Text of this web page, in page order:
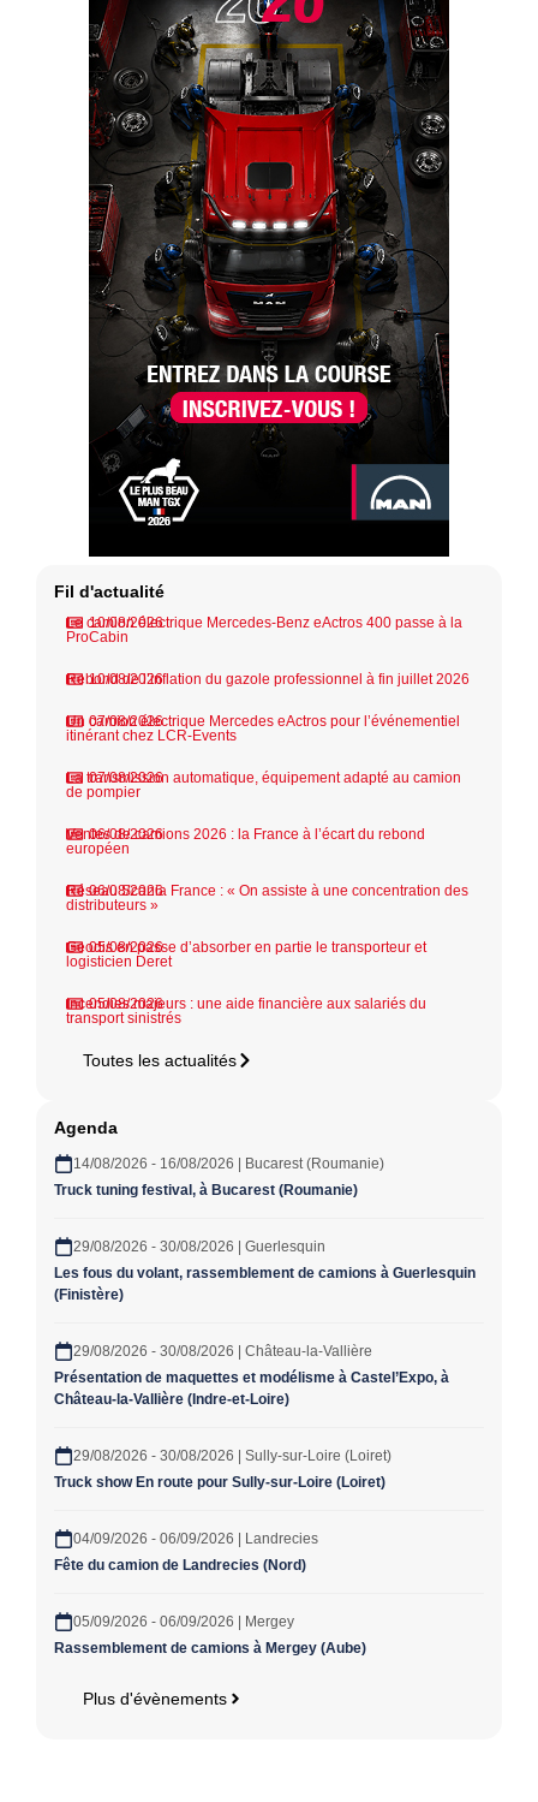
Fil d'actualité
10/08/2026
Le camion électrique Mercedes-Benz eActros 400 passe à la
ProCabin
10/08/2026
Rebond de l’inflation du gazole professionnel à fin juillet 2026
07/08/2026
Un camion électrique Mercedes eActros pour l’événementiel
itinérant chez LCR-Events
07/08/2026
La transmission automatique, équipement adapté au camion
de pompier
06/08/2026
Ventes de camions 2026 : la France à l’écart du rebond
européen
06/08/2026
Réseau Scania France : « On assiste à une concentration des
distributeurs »
05/08/2026
Geodis en passe d’absorber en partie le transporteur et
logisticien Deret
05/08/2026
Incendies majeurs : une aide financière aux salariés du
transport sinistrés
Toutes les actualités
Agenda
14/08/2026 - 16/08/2026 | Bucarest (Roumanie)
Truck tuning festival, à Bucarest (Roumanie)
29/08/2026 - 30/08/2026 | Guerlesquin
Les fous du volant, rassemblement de camions à Guerlesquin
(Finistère)
29/08/2026 - 30/08/2026 | Château-la-Vallière
Présentation de maquettes et modélisme à Castel’Expo, à
Château-la-Vallière (Indre-et-Loire)
29/08/2026 - 30/08/2026 | Sully-sur-Loire (Loiret)
Truck show En route pour Sully-sur-Loire (Loiret)
04/09/2026 - 06/09/2026 | Landrecies
Fête du camion de Landrecies (Nord)
05/09/2026 - 06/09/2026 | Mergey
Rassemblement de camions à Mergey (Aube)
Plus d'évènements